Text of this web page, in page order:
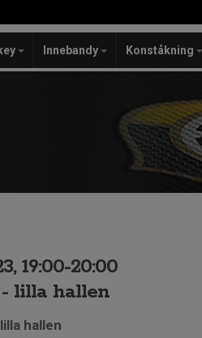
Innebandy Konståkning
19:00-20:00
lilla hallen
hallen